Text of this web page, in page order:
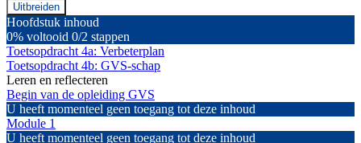
Uitbreiden
Module
4
Hoofdstuk inhoud
0% voltooid 0/2 stappen
Toetsopdracht 4a: Verbeterplan
Toetsopdracht 4b: GVS-schap
Leren en reflecteren
Begin van de opleiding GVS
U heeft momenteel geen toegang tot deze inhoud
Module 1
U heeft momenteel geen toegang tot deze inhoud